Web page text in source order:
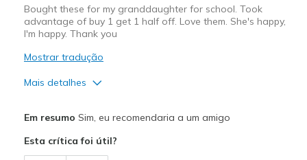
Bought these for my granddaughter for school. Took
advantage of buy 1 get 1 half off. Love them. She's happy,
I'm happy. Thank you
Mostrar tradução
Mais detalhes
Breathe Well
Em resumo Sim, eu recomendaria a um amigo
Esta crítica foi útil?